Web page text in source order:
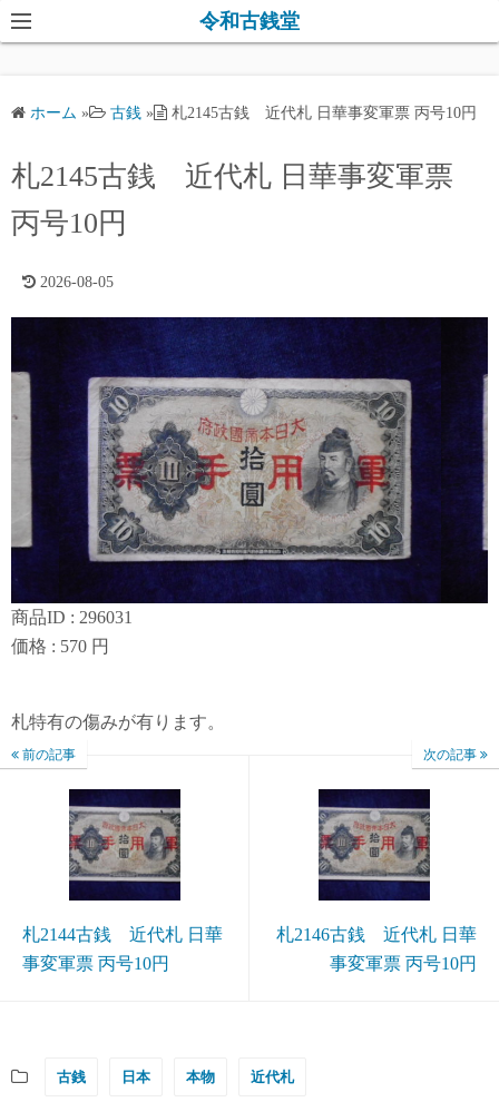
コ
ン
ス
キ
令和古銭堂
ホーム » 古銭 » 札2145古銭 近代札 日華事変軍票 丙号10円
札2145古銭 近代札 日華事変軍票
丙号10円
2026-08-05
商品ID : 296031
価格 : 570 円
札特有の傷みが有ります。
前の記事
札2144古銭 近代札 日華
事変軍票 丙号10円
次の記事
札2146古銭 近代札 日華
事変軍票 丙号10円
古銭 日本 本物 近代札